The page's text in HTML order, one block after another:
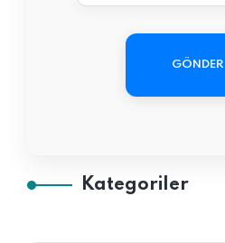
GÖNDER
Kategoriler